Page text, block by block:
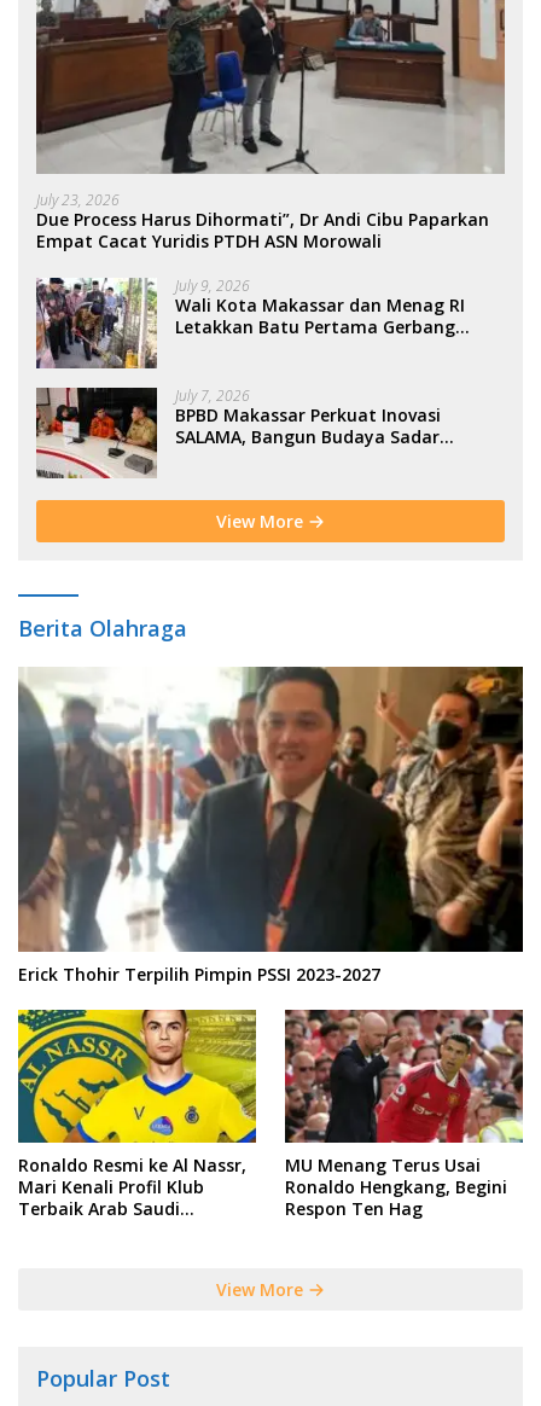
July 23, 2026
Due Process Harus Dihormati”, Dr Andi Cibu Paparkan
Empat Cacat Yuridis PTDH ASN Morowali
July 9, 2026
Wali Kota Makassar dan Menag RI
Letakkan Batu Pertama Gerbang
July 7, 2026
BPBD Makassar Perkuat Inovasi
SALAMA, Bangun Budaya Sadar
View More
Berita Olahraga
Erick Thohir Terpilih Pimpin PSSI 2023-2027
Ronaldo Resmi ke Al Nassr,
Mari Kenali Profil Klub
Terbaik Arab Saudi
MU Menang Terus Usai
Ronaldo Hengkang, Begini
Respon Ten Hag
View More
Popular Post